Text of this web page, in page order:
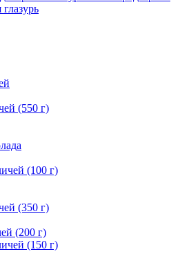
(550 г)
(100 г)
(350 г)
(200 г)
(150 г)